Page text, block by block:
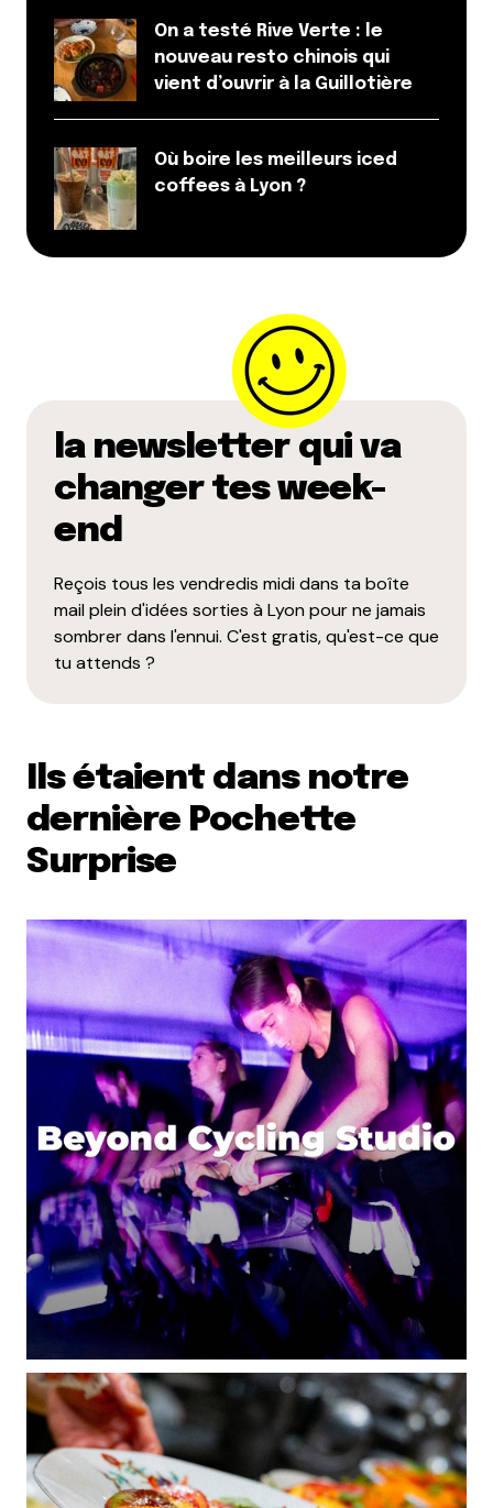
On a testé Rive Verte : le
nouveau resto chinois qui
vient d’ouvrir à la Guillotière
Où boire les meilleurs iced
coffees à Lyon ?
la newsletter qui va
changer tes week-
end
Reçois tous les vendredis midi dans ta boîte
mail plein d'idées sorties à Lyon pour ne jamais
sombrer dans l'ennui. C'est gratis, qu'est-ce que
tu attends ?
Ils étaient dans notre
dernière Pochette
Surprise